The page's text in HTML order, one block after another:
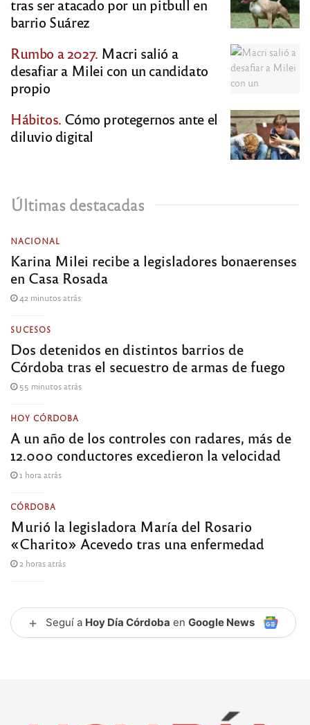
tras ser atacado por un pitbull en
barrio Suárez
Rumbo a 2027. Macri salió a
desafiar a Milei con un candidato
propio
Hábitos. Cómo protegernos ante el
diluvio digital
Últimas destacadas
NACIONAL
Karina Milei recibe a legisladores bonaerenses
en Casa Rosada
42 minutos atrás
SUCESOS
Dos detenidos en distintos barrios de
Córdoba tras el secuestro de armas de fuego
55 minutos atrás
HOY CÓRDOBA
A un año de los controles con radares, más de
12.000 conductores excedieron la velocidad
1 hora atrás
CÓRDOBA
Murió la legisladora María del Rosario
«Charito» Acevedo tras una enfermedad
2 horas atrás
+ Seguí a Hoy Día Córdoba en Google News